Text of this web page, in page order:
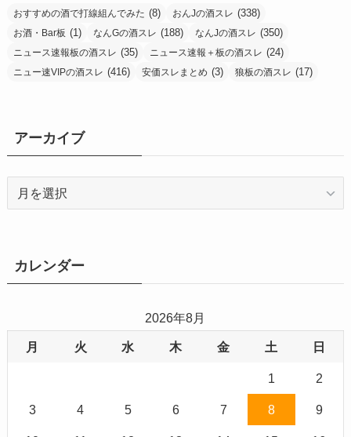
おすすめの酒で打線組んでみた (8) おんJの酒スレ (338)
お酒・Bar板 (1) なんGの酒スレ (188) なんJの酒スレ (350)
ニュース速報板の酒スレ (35) ニュース速報＋板の酒スレ (24)
ニュー速VIPの酒スレ (416) 安価スレまとめ (3) 狼板の酒スレ (17)
アーカイブ
ブカレンダー
2026年8月
月 火 水 木 金 土 日
1 2
3 4 5 6 7 8 9